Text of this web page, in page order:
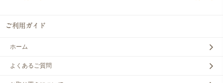
ホーム
よくあるご質問